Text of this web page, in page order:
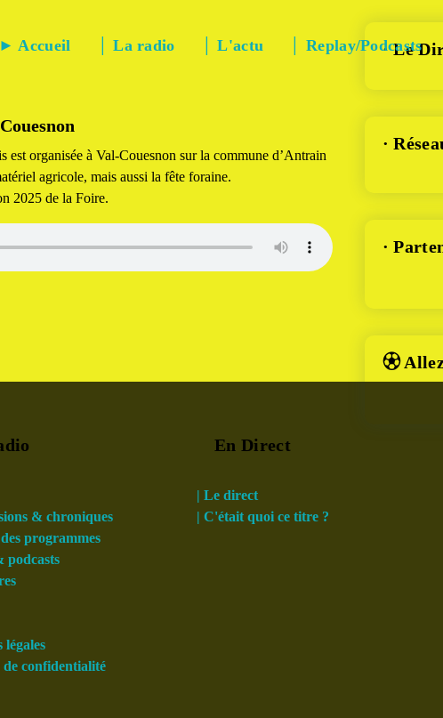
► Accueil │ La radio │ L'actu │ Replay/Podcasts
est organisée à Val-Couesnon sur la commune d’Antrain
agricole, mais aussi la fête foraine.
2025 de la Foire.
· Le
·
·
⚽︎
& chroniques
programmes
podcasts
légales
confidentialité
En Direct
| Le direct
| C'était quoi ce titre ?